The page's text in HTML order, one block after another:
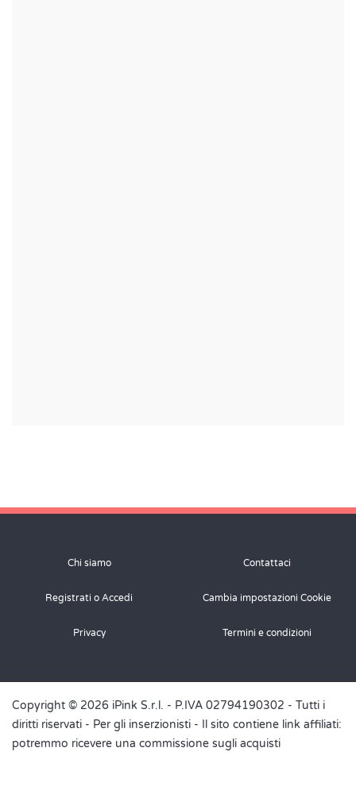
Chi siamo Contattaci
Registrati o Accedi Cambia impostazioni Cookie
Privacy Termini e condizioni
Copyright © 2026 iPink S.r.l. - P.IVA 02794190302 - Tutti i
diritti riservati - Per gli inserzionisti - Il sito contiene link affiliati:
potremmo ricevere una commissione sugli acquisti